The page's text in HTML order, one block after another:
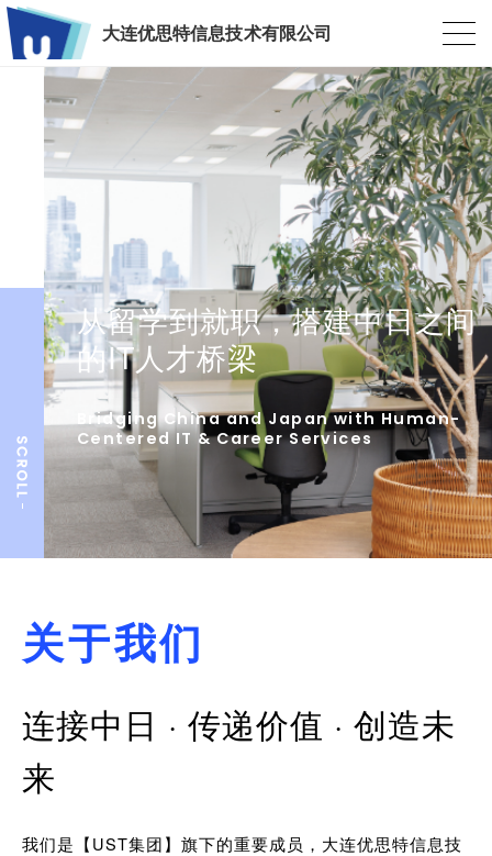
大连优思特信息技术有限公司
从留学到就职，搭建中日之间
的IT人才桥梁
Bridging China and Japan with Human-
Centered IT & Career Services
关于我们
连接中日 · 传递价值 · 创造未
来
我们是【UST集团】旗下的重要成员，大连优思特信息技